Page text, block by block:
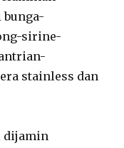
sirine-
stainless dan
dijamin